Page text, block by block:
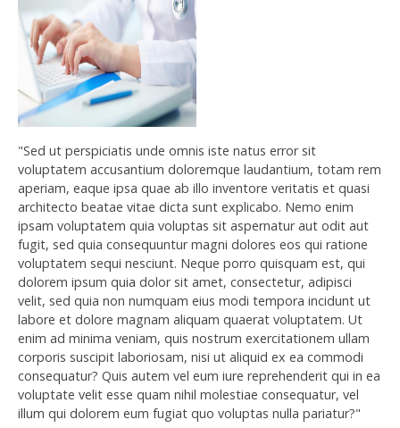
"Sed ut perspiciatis unde omnis iste natus error sit
voluptatem accusantium doloremque laudantium, totam rem
aperiam, eaque ipsa quae ab illo inventore veritatis et quasi
architecto beatae vitae dicta sunt explicabo. Nemo enim
ipsam voluptatem quia voluptas sit aspernatur aut odit aut
fugit, sed quia consequuntur magni dolores eos qui ratione
voluptatem sequi nesciunt. Neque porro quisquam est, qui
dolorem ipsum quia dolor sit amet, consectetur, adipisci
velit, sed quia non numquam eius modi tempora incidunt ut
labore et dolore magnam aliquam quaerat voluptatem. Ut
enim ad minima veniam, quis nostrum exercitationem ullam
corporis suscipit laboriosam, nisi ut aliquid ex ea commodi
consequatur? Quis autem vel eum iure reprehenderit qui in ea
voluptate velit esse quam nihil molestiae consequatur, vel
illum qui dolorem eum fugiat quo voluptas nulla pariatur?"